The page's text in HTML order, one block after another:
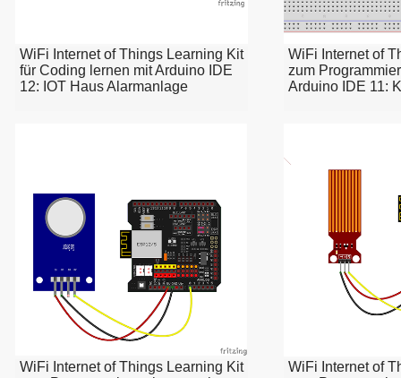
WiFi Internet of Things Learning Kit
für Coding lernen mit Arduino IDE
12: IOT Haus Alarmanlage
WiFi Internet of
zum
Arduino IDE 11:
WiFi Internet of Things Learning Kit
WiFi Internet of